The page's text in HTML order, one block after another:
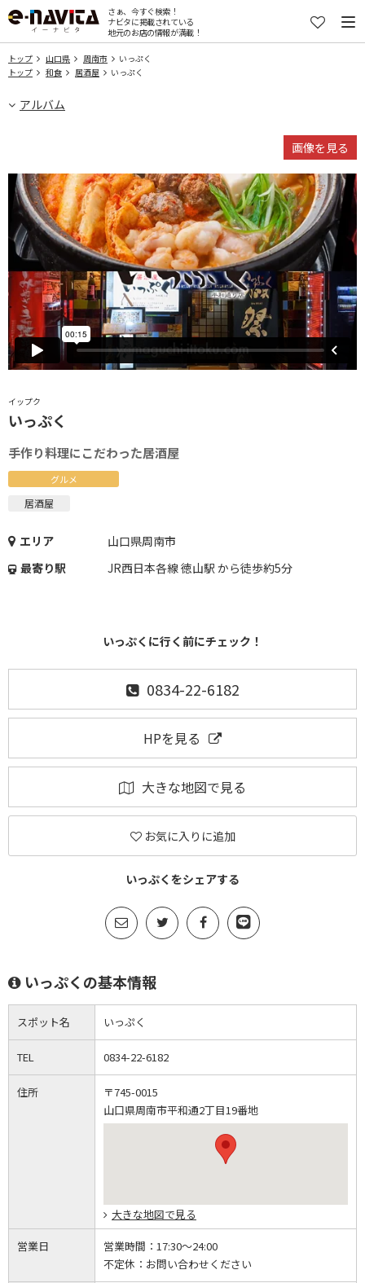
さぁ、今すぐ検索！
ナビタに掲載されている
地元のお店の情報が満載！
トップ 山口県 周南市
いっぷく
トップ
和食 居酒屋 いっぷく
アルバム
イップク
いっぷく
手作り料理にこだわった居酒屋
グルメ
居酒屋
エリア
山口県周南市
最寄り駅
JR西日本各線 徳山駅 から徒歩約5分
いっぷくに行く前にチェック！
0834-22-6182
HPを見る
大きな地図で見る
お気に入りに追加
いっぷくをシェアする
画像を見る
いっぷくの基本情報
スポット名 いっぷく
TEL 0834-22-6182
住所
〒745-0015
山口県周南市平和通2丁目19番地
大きな地図で見る
営業日 営業時間： 17:30～24:00
不定休： お問い合わせください